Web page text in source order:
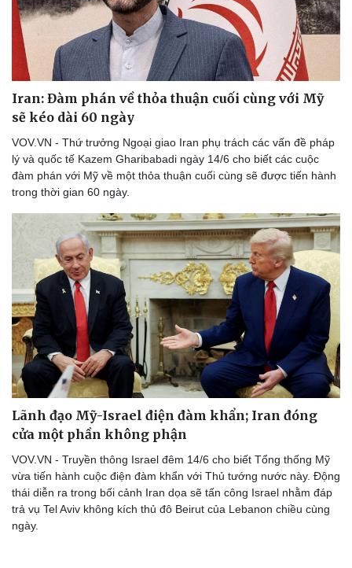
Iran: Đàm phán về thỏa thuận cuối cùng với Mỹ
sẽ kéo dài 60 ngày
VOV.VN - Thứ trưởng Ngoại giao Iran phụ trách các vấn đề pháp
lý và quốc tế Kazem Gharibabadi ngày 14/6 cho biết các cuộc
đàm phán với Mỹ về một thỏa thuận cuối cùng sẽ được tiến hành
trong thời gian 60 ngày.
Lãnh đạo Mỹ-Israel điện đàm khẩn; Iran đóng
cửa một phần không phận
VOV.VN - Truyền thông Israel đêm 14/6 cho biết Tổng thống Mỹ
vừa tiến hành cuộc điện đàm khẩn với Thủ tướng nước này. Động
thái diễn ra trong bối cảnh Iran dọa sẽ tấn công Israel nhằm đáp
trả vụ Tel Aviv không kích thủ đô Beirut của Lebanon chiều cùng
ngày.